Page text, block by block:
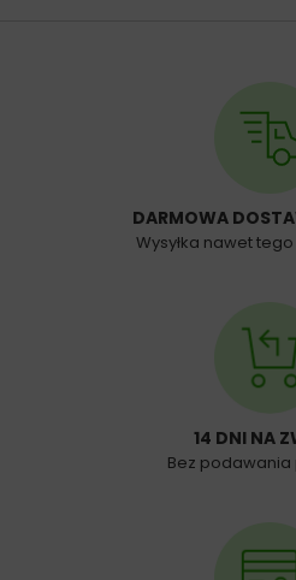
DARMOWA
Wysyłka nawet
14 DNI NA
Bez podawania